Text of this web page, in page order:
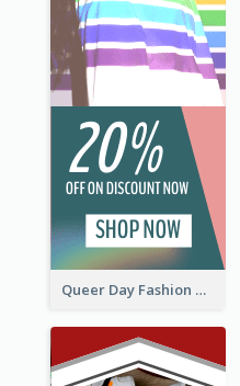
Queer Day Fashion Wide Skyscraper Banner